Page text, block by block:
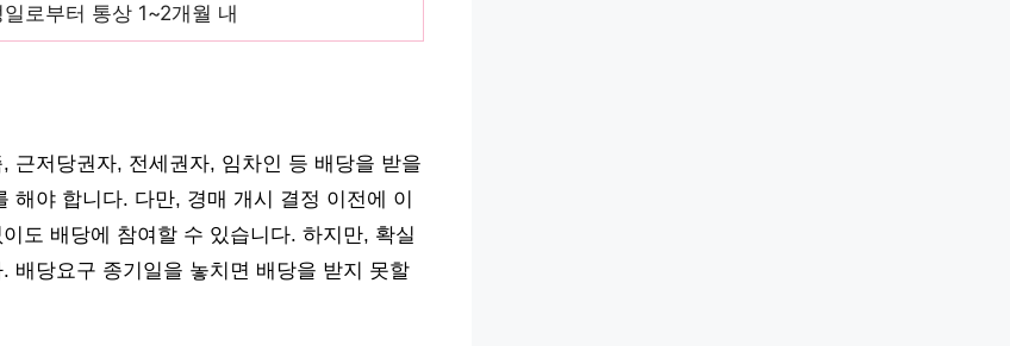
로부터 통상 1~2개월 내
근저당권자, 전세권자, 임차인 등 배당을 받을
야 합니다. 다만, 경매 개시 결정 이전에 이
도 배당에 참여할 수 있습니다. 하지만, 확실
배당요구 종기일을 놓치면 배당을 받지 못할